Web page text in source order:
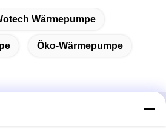
Wärmepumpe
Öko-Wärmepumpe